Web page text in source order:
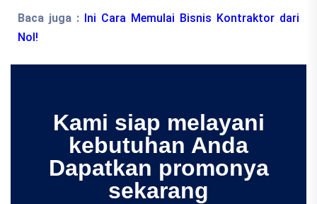
Baca juga : Ini Cara Memulai Bisnis Kontraktor dari
Nol!
Kami siap melayani
kebutuhan Anda
Dapatkan promonya
sekarang